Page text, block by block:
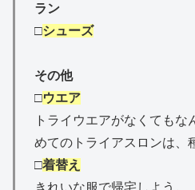
ラン
□シューズ
その他
□ウエア
トライウエアがなくてもな
めてのトライアスロンは、
□着替え